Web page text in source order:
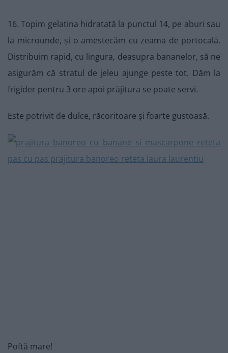
16. Topim gelatina hidratată la punctul 14, pe aburi sau
la microunde, și o amestecăm cu zeama de portocală.
Distribuim rapid, cu lingura, deasupra bananelor, să ne
asigurăm că stratul de jeleu ajunge peste tot. Dăm la
frigider pentru 3 ore apoi prăjitura se poate servi.
Este potrivit de dulce, răcoritoare și foarte gustoasă.
Poftă mare!